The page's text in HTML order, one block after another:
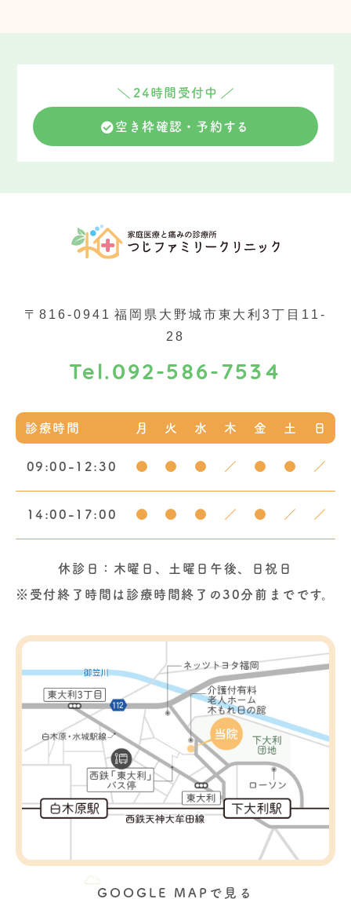
24時間受付中
空き枠確認・予約する
〒816-0941 福岡県大野城市東大利3丁目11-
28
Tel. 092-586-7534
診療時間 月 火 水 木 金 土 日
09:00-12:30 ● ● ● ／ ● ● ／
14:00-17:00 ● ● ● ／ ● ／ ／
休診日：木曜日、土曜日午後、日祝日
※受付終了時間は診療時間終了の30分前までです。
GOOGLE MAPで見る